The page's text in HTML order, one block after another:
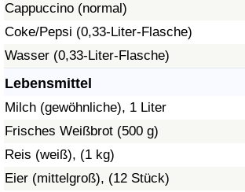
Cappuccino (normal)
Coke/Pepsi (0,33-Liter-Flasche)
Wasser (0,33-Liter-Flasche)
Lebensmittel
Milch (gewöhnliche), 1 Liter
Frisches Weißbrot (500 g)
Reis (weiß), (1 kg)
Eier (mittelgroß), (12 Stück)
Kriminalitäts-Index
Kriminalitätsindex nach Land
Gesundheitsversorgung
Gesundheitsversorgungs-Index (aktuell)
Gesundheitsversorgungs-Index